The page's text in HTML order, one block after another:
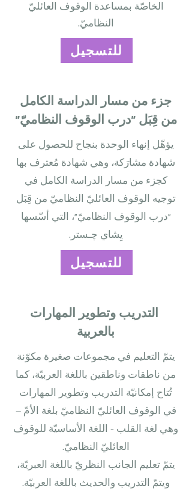
الخاصّة بمساعدة الوقوف العائليّ
النظاميّ.
للتسجيل
جزء من مسار الدراسة الكامل
من قِبَل "درب الوقوف النظاميّ"
يؤهّل إنهاء الوحدة بنجاح للحصول على
شهادة مشارَكة، وهي شهادة مُعترف بها
كجزء من مسار الدراسة الكامل في
توجيه الوقوف العائليّ النظاميّ من قِبَل
"درب الوقوف النظاميّ"، التي أسّسها
يِشاي ﭼـستر.
للتسجيل
التدريب وتطوير المهارات
بالعربية
يتمّ التعليم في مجموعات صغيرة مكوّنة
من ناطقات وناطقين باللغة العربيّة، كما
تُتاح إمكانيّة التدريب وتطوير المهارات
في الوقوف العائليّ النظاميّ بلغة الأمّ –
وهي لغة القلب - اللغة الأساسيّة للوقوف
العائليّ النظاميّ.
يتمّ تعليم الجانب النظريّ باللغة العبريّة،
ويتمّ التدريب والحديث باللغة العربيّة.